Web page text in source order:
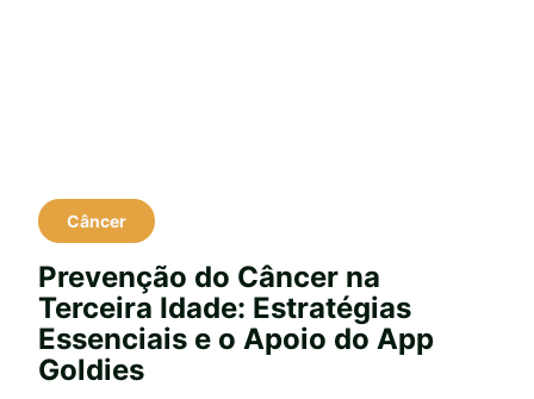
Câncer
Prevenção do Câncer na
Terceira Idade: Estratégias
Essenciais e o Apoio do App
Goldies